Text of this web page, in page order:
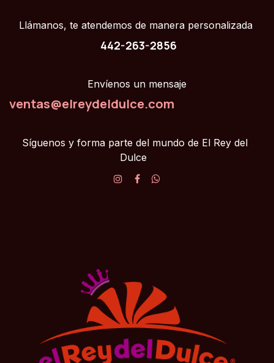
Llámanos, te atendemos de manera personalizada
442-263-2856
Envíenos un mensaje
ventas@elreydeldulce.com
Síguenos y forma parte del mundo de El Rey del
Dulce